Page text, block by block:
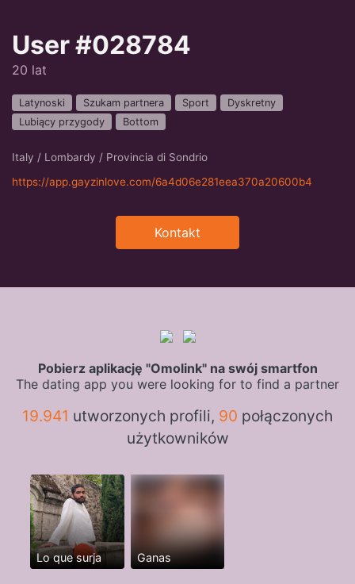
User #028784
20 lat
Latynoski Szukam partnera Sport
Dyskretny
Lubiący przygody
Bottom
Italy / Lombardy / Provincia di Sondrio
https://app.gayzinlove.com/6a4d06e281eea370a20600b4
Kontakt
Pobierz aplikację "Omolink" na swój smartfon
The dating app you were looking for to find a partner
19.941 utworzonych profili, 90 połączonych
użytkowników
Lo que surja Ganas